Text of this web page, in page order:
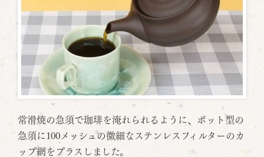
常滑焼の急須で珈琲を淹れられるように、ポット型の
急須に100メッシュの微細なステンレスフィルターのカ
ップ網をプラスしました。